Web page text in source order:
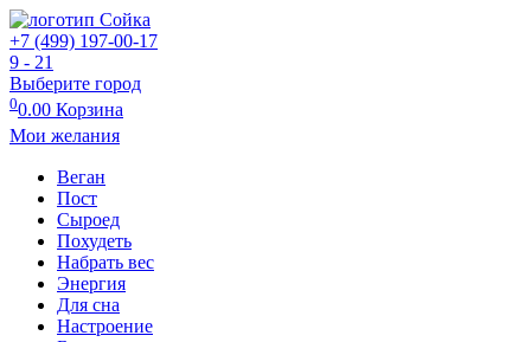
+7 (499) 197-00-17
9 - 21
Выберите город
00.00 Корзина
Мои желания
Веган
Пост
Сыроед
Похудеть
Набрать вес
Энергия
Для сна
Настроение